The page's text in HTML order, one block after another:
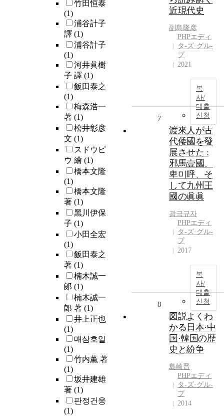
竹田恒泰
(1)
浦谷計子
譯 (1)
浦谷計子
(1)
河井眞樹
子 譯 (1)
飯田泰之
(1)
梅森浩一
著 (1)
松井彰彦
文 (1)
スドウピ
ウ 繪 (1)
橋本文隆
(1)
橋本文隆
著 (1)
黑川伊保
子 (1)
小田全宏
(1)
飯田泰之
著 (1)
楠木誠一
郞 (1)
楠木誠一
郞 著 (1)
井上正也
(1)
매삼호일
(1)
竹内薫 著
(1)
坂井建雄
著 (1)
판정건웅
(1)
近現代史
副島隆彦
PHPエディ
タ-ズ·グル-
プ
2021
복
사/
대출
신청
7
渡來人が古
代倭國を發
展させた :
邪馬壹國、
卑미呼、そ
して九州王
國の眞眞
광극규자
PHPエディ
タ-ズ·グル-
プ
2017
복
사/
대출
신청
8
図説よくわ
かる日本·中
国·韓国の歴
史と紛争
島崎晋
PHPエディ
タ-ズ·グル-
プ
2014